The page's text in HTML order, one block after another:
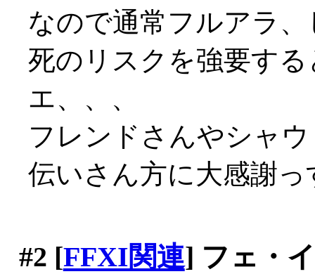
なので通常フルアラ
死のリスクを強要す
エ、、、
フレンドさんやシャ
伝いさん方に大感謝っ
#2 [FFXI関連] フェ・